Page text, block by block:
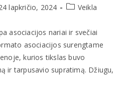
lapkričio, 2024 Veikla
asociacijos nariai ir svečiai
asociacijos surengtame
kurios tikslas buvo
ir tarpusavio supratimą. Džiugu,